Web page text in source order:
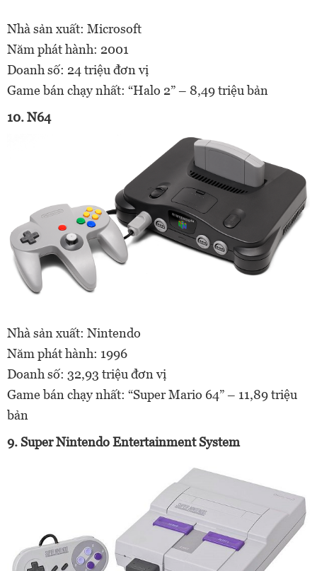
Nhà sản xuất: Microsoft
Năm phát hành: 2001
Doanh số: 24 triệu đơn vị
Game bán chạy nhất: “Halo 2” – 8,49 triệu bản
10. N64
Nhà sản xuất: Nintendo
Năm phát hành: 1996
Doanh số: 32,93 triệu đơn vị
Game bán chạy nhất: “Super Mario 64” – 11,89 triệu
bản
9. Super Nintendo Entertainment System